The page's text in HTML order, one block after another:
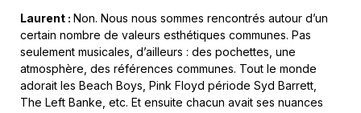
Laurent : Non. Nous nous sommes rencontrés autour d’un
certain nombre de valeurs esthétiques communes. Pas
seulement musicales, d’ailleurs : des pochettes, une
atmosphère, des références communes. Tout le monde
adorait les Beach Boys, Pink Floyd période Syd Barrett,
The Left Banke, etc. Et ensuite chacun avait ses nuances